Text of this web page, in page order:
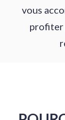
vous
profiter